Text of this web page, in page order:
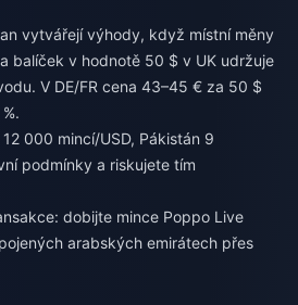
vytvářejí výhody, když místní měny
balíček v hodnotě 50 $ v UK udržuje
V DE/FR cena 43–45 € za 50 $
000 mincí/USD, Pákistán 9
podmínky a riskujete tím
dobijte mince Poppo Live
arabských emirátech přes